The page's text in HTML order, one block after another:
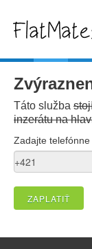
Táto služba
inzerátu na
Zadajte telefónne
ZAPLATIŤ